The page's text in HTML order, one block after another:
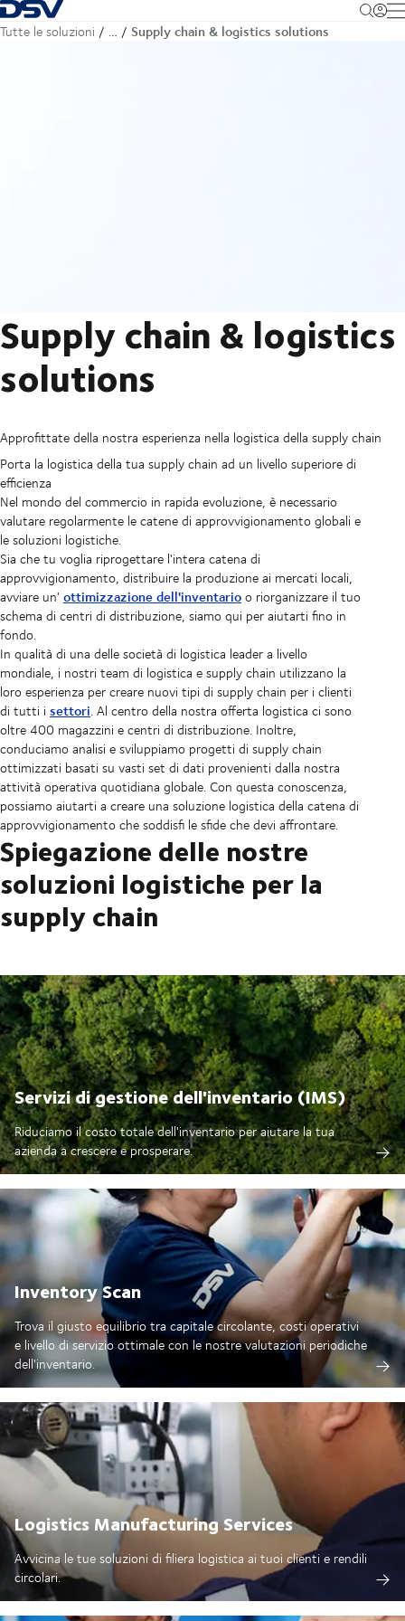
Torna alla pagina iniziale
Tutte le soluzioni … Supply chain & logistics solutions
Supply chain & logistics
solutions
Approfittate della nostra esperienza nella logistica della supply chain
Porta la logistica della tua supply chain ad un livello superiore di
efficienza
Nel mondo del commercio in rapida evoluzione, è necessario
valutare regolarmente le catene di approvvigionamento globali e
le soluzioni logistiche.
Sia che tu voglia riprogettare l'intera catena di
approvvigionamento, distribuire la produzione ai mercati locali,
avviare un' ottimizzazione dell'inventarioo riorganizzare il tuo
schema di centri di distribuzione, siamo qui per aiutarti fino in
fondo.
In qualità di una delle società di logistica leader a livello
mondiale, i nostri team di logistica e supply chain utilizzano la
loro esperienza per creare nuovi tipi di supply chain per i clienti
di tutti i settori. Al centro della nostra offerta logistica ci sono
oltre 400 magazzini e centri di distribuzione. Inoltre,
conduciamo analisi e sviluppiamo progetti di supply chain
ottimizzati basati su vasti set di dati provenienti dalla nostra
attività operativa quotidiana globale. Con questa conoscenza,
possiamo aiutarti a creare una soluzione logistica della catena di
approvvigionamento che soddisfi le sfide che devi affrontare.
Spiegazione delle nostre
soluzioni logistiche per la
supply chain
Servizi di gestione dell'inventario (IMS)
Riduciamo il costo totale dell'inventario per aiutare la tua
azienda a crescere e prosperare.
Inventory Scan
Trova il giusto equilibrio tra capitale circolante, costi operativi
e livello di servizio ottimale con le nostre valutazioni periodiche
dell'inventario.
Logistics Manufacturing Services
Avvicina le tue soluzioni di filiera logistica ai tuoi clienti e rendili
circolari.